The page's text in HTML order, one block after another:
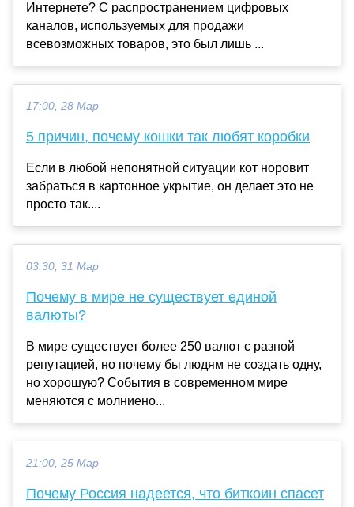
Интернете? С распространением цифровых
каналов, используемых для продажи
всевозможных товаров, это был лишь ...
17:00, 28 Мар
5 причин, почему кошки так любят коробки
Если в любой непонятной ситуации кот норовит
забраться в картонное укрытие, он делает это не
просто так....
03:30, 31 Мар
Почему в мире не существует единой
валюты?
В мире существует более 250 валют с разной
репутацией, но почему бы людям не создать одну,
но хорошую? События в современном мире
меняются с молниено...
21:00, 25 Мар
Почему Россия надеется, что биткоин спасет